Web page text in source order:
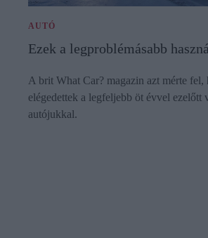
AUTÓ
Ezek a legproblémásabb
A brit What Car? magazin azt mérte
elégedettek a legfeljebb öt évvel ezelőtt
autójukkal.